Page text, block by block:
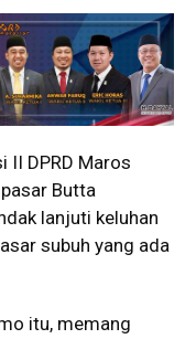
II DPRD Maros
Butta
lanjuti keluhan
subuh yang ada
itu, memang